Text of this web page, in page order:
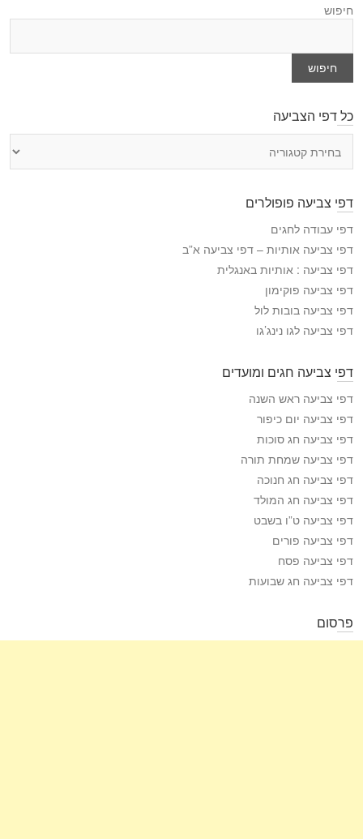
חיפוש
חיפוש
כל דפי הצביעה
י
ה
צ
י
ע
ה
דפי צביעה פופולרים
דפי עבודה לחגים
דפי צביעה אותיות – דפי צביעה א”ב
דפי צביעה : אותיות באנגלית
דפי צביעה פוקימון
דפי צביעה בובות לול
דפי צביעה לגו נינג’גו
דפי צביעה חגים ומועדים
דפי צביעה ראש השנה
דפי צביעה יום כיפור
דפי צביעה חג סוכות
דפי צביעה שמחת תורה
דפי צביעה חג חנוכה
דפי צביעה חג המולד
דפי צביעה ט”ו בשבט
דפי צביעה פורים
דפי צביעה פסח
דפי צביעה חג שבועות
פרסום